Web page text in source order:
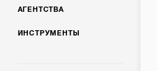
АГЕНТСТВА
ИНСТРУМЕНТЫ